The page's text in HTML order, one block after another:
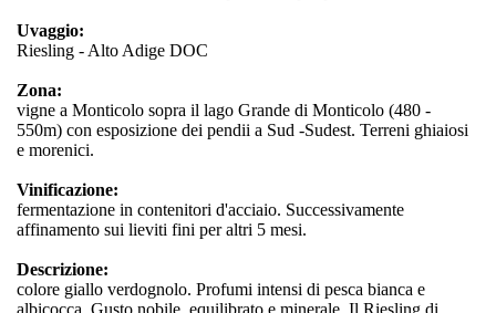
Uvaggio:
Riesling - Alto Adige DOC
Zona:
vigne a Monticolo sopra il lago Grande di Monticolo (480 -
550m) con esposizione dei pendii a Sud -Sudest. Terreni ghiaiosi
e morenici.
Vinificazione:
fermentazione in contenitori d'acciaio. Successivamente
affinamento sui lieviti fini per altri 5 mesi.
Descrizione:
colore giallo verdognolo. Profumi intensi di pesca bianca e
albicocca. Gusto nobile, equilibrato e minerale. Il Riesling di